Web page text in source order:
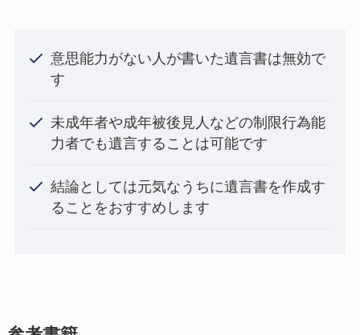
意思能力がない人が書いた遺言書は無効で
す
未成年者や成年被後見人などの制限行為能
力者でも遺言することは可能です
結論としては元気なうちに遺言書を作成す
ることをおすすめします